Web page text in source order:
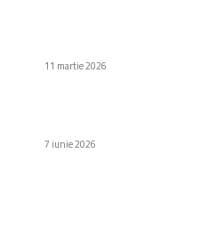
11 martie 2026
7 iunie 2026